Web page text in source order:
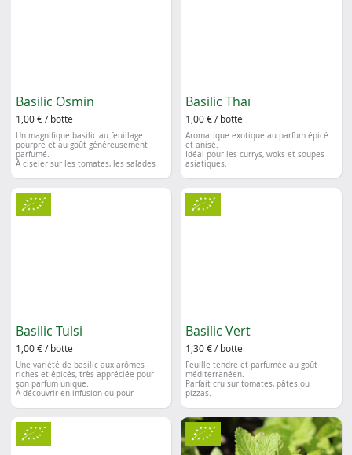
Basilic Osmin
1,00 € / botte
Un magnifique basilic au feuillage
pourpre et au goût généreusement
parfumé.
À ciseler sur les tomates, les salades
Basilic Thaï
1,00 € / botte
Aromatique exotique au parfum épicé
et anisé.
Idéal pour les currys, woks et soupes
asiatiques.
Basilic Tulsi
1,00 € / botte
Une variété de basilic aux arômes
riches et épicés, très appréciée pour
son parfum unique.
À découvrir en infusion ou pour
Basilic Vert
1,30 € / botte
Feuille tendre et parfumée au goût
méditerranéen.
Parfait cru sur tomates, pâtes ou
pizzas.